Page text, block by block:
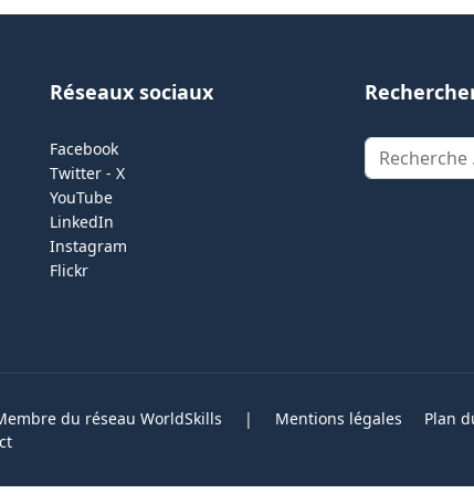
Réseaux sociaux
Facebook
Twitter - X
YouTube
LinkedIn
Instagram
Flickr
Rechercher
du réseau WorldSkills | Mentions légales Plan